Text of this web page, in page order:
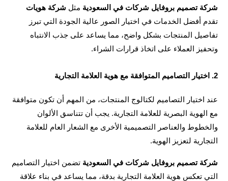
تصميم بروفايل شركات في السعودية مثل شركة هويات
تقدم أفضل الخدمات في اختيار الصور عالية الجودة التي تبرز
العملاء على اتخاذ قرارات الشراء.
عند اختيار التصاميم لكتالوج المنتجات، من المهم أن تكون متوافقة
مع الهوية البصرية للعلامة التجارية. يجب أن تتناسق الألوان
والخطوط والعناصر التصميمية الأخرى مع الشعار العام للعلامة
لتعزيز الهوية.
تصميم بروفايل شركات في السعودية
تضمن اختيار التصاميم
التي تعكس هوية العلامة التجارية بدقة، مما يساعد في بناء علاقة